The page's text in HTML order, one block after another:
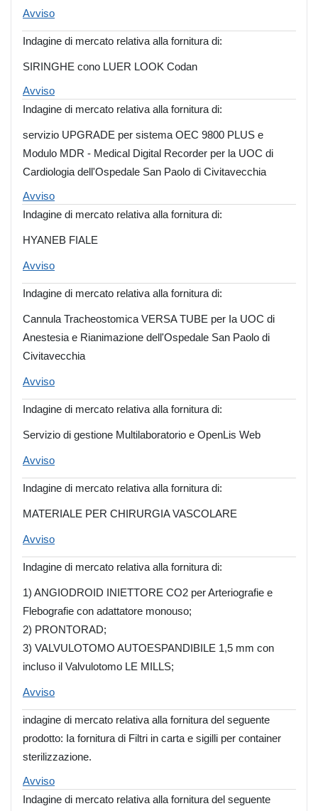
Avviso
Indagine di mercato relativa alla fornitura di:
SIRINGHE cono LUER LOOK Codan
Avviso
Indagine di mercato relativa alla fornitura di:
servizio UPGRADE per sistema OEC 9800 PLUS e
Modulo MDR - Medical Digital Recorder per la UOC di
Cardiologia dell'Ospedale San Paolo di Civitavecchia
Avviso
Indagine di mercato relativa alla fornitura di:
HYANEB FIALE
Avviso
Indagine di mercato relativa alla fornitura di:
Cannula Tracheostomica VERSA TUBE per Ia UOC di
Anestesia e Rianimazione dell'Ospedale San Paolo di
Civitavecchia
Avviso
Indagine di mercato relativa alla fornitura di:
Servizio di gestione Multilaboratorio e OpenLis Web
Avviso
Indagine di mercato relativa alla fornitura di:
MATERIALE PER CHIRURGIA VASCOLARE
Avviso
Indagine di mercato relativa alla fornitura di:
1) ANGIODROID INIETTORE CO2 per Arteriografie e
Flebografie con adattatore monouso;
2) PRONTORAD;
3) VALVULOTOMO AUTOESPANDIBILE 1,5 mm con
incluso il Valvulotomo LE MILLS;
Avviso
indagine di mercato relativa alla fornitura del seguente
prodotto: Ia fornitura di Filtri in carta e sigilli per container
sterilizzazione.
Avviso
Indagine di mercato relativa alla fornitura del seguente